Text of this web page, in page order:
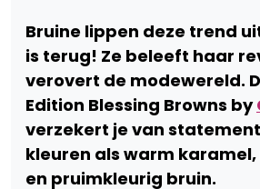
Bruine lippen deze trend
is terug! Ze beleeft haar
verovert de modewereld.
Edition Blessing Browns by
verzekert je van statement
kleuren als warm
en pruimkleurig bruin.